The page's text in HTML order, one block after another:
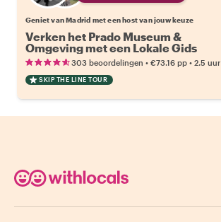
Geniet van Madrid met een host van jouw keuze
Verken het Prado Museum &
Omgeving met een Lokale Gids
303 beoordelingen • €73.16 pp • 2.5 uur
SKIP THE LINE TOUR